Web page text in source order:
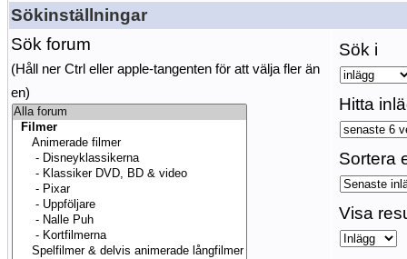
Sökinställningar
Sök forum
(Håll ner Ctrl eller apple-tangenten för att välja fler än
en)
Sök i
Hitta
Sortera
Visa